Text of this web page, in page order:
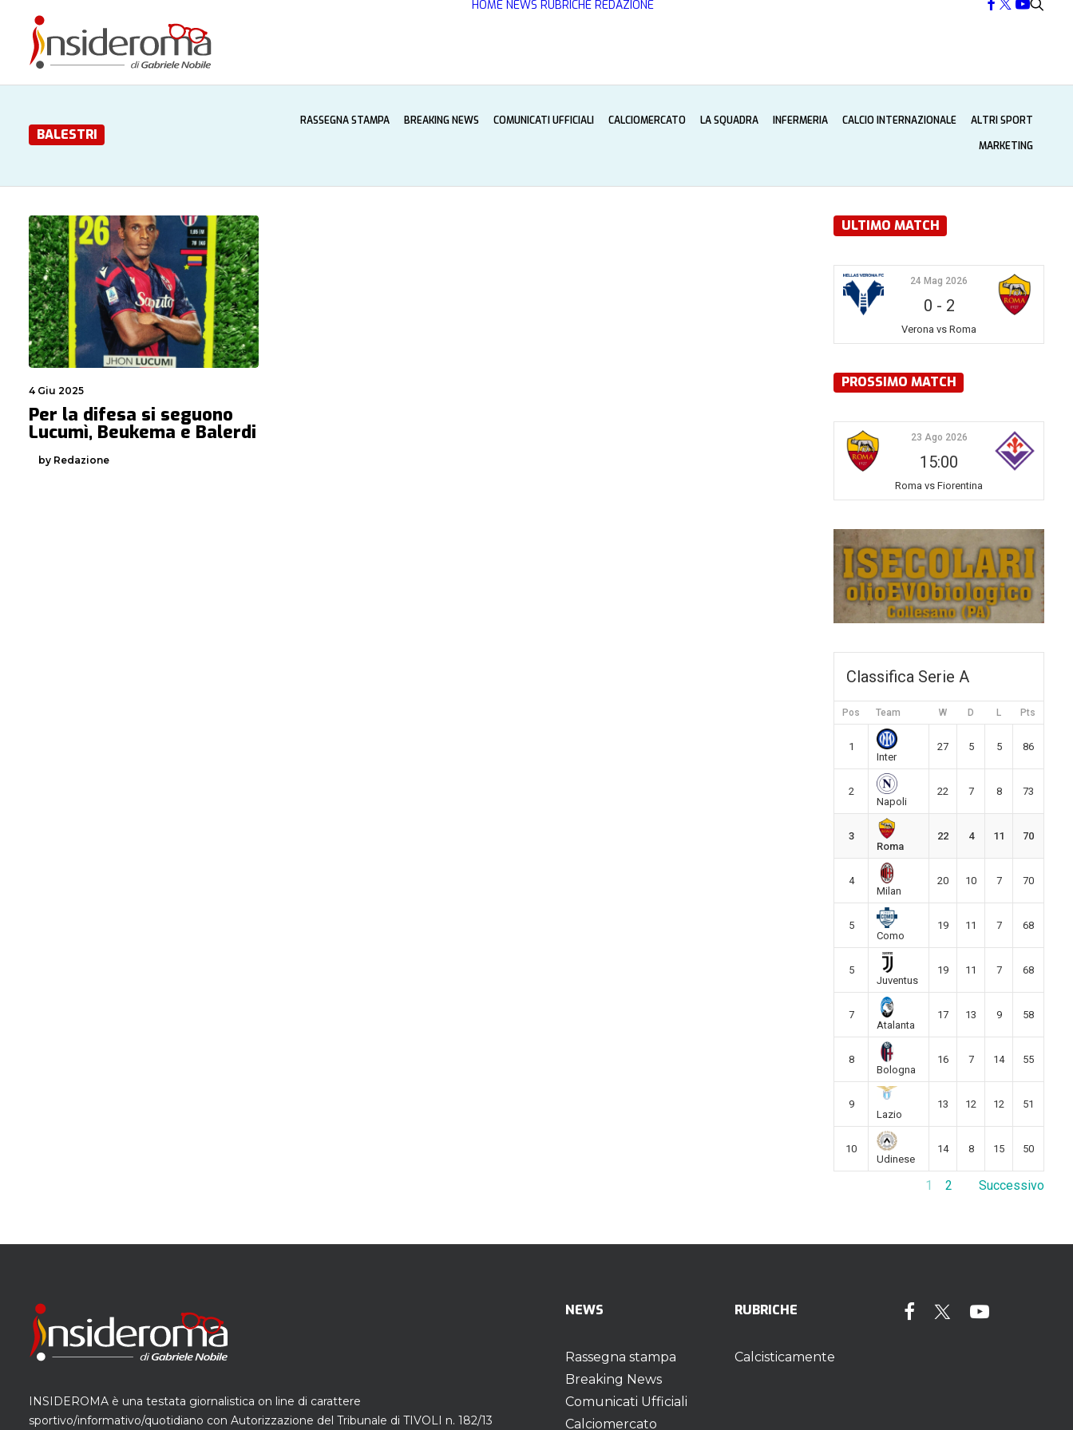
HOME NEWS RUBRICHE REDAZIONE
BALESTRI
RASSEGNA STAMPA BREAKING NEWS COMUNICATI UFFICIALI CALCIOMERCATO LA SQUADRA INFERMERIA CALCIO INTERNAZIONALE
ALTRI SPORT
MARKETING
4 Giu 2025
Per la difesa si seguono
Lucumì, Beukema e Balerdi
by Redazione
ULTIMO MATCH
24 Mag 2026
0 - 2
Verona vs Roma
PROSSIMO MATCH
23 Ago 2026
15:00
Roma vs Fiorentina
Classifica Serie A
Pos Team W D L Pts
1
Inter
27 5 5 86
2
Napoli
22 7 8 73
3
Roma
22 4 11 70
4
Milan
20 10 7 70
5
Como
19 11 7 68
5
Juventus
19 11 7 68
7
Atalanta
17 13 9 58
8
Bologna
16 7 14 55
9
Lazio
13 12 12 51
10
Udinese
14 8 15 50
1 2 Successivo
INSIDEROMA è una testata giornalistica on line di carattere
sportivo/informativo/quotidiano con Autorizzazione del Tribunale di TIVOLI n. 182/13
NEWS
Rassegna stampa
Breaking News
Comunicati Ufficiali
Calciomercato
RUBRICHE
Calcisticamente